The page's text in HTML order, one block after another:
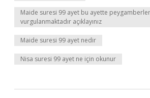
Maide suresi 99 ayet bu ayette
vurgulanmaktadır açıklayınız
Maide suresi 99 ayet nedir
Nisa suresi 99 ayet ne için okunur